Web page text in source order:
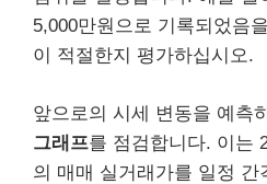
5,000만원으로 기록되었음
이 적절한지 평가하십시오.
앞으로의 시세 변동을 예측
그래프를 점검합니다. 이는
의 매매 실거래가를 일정 간